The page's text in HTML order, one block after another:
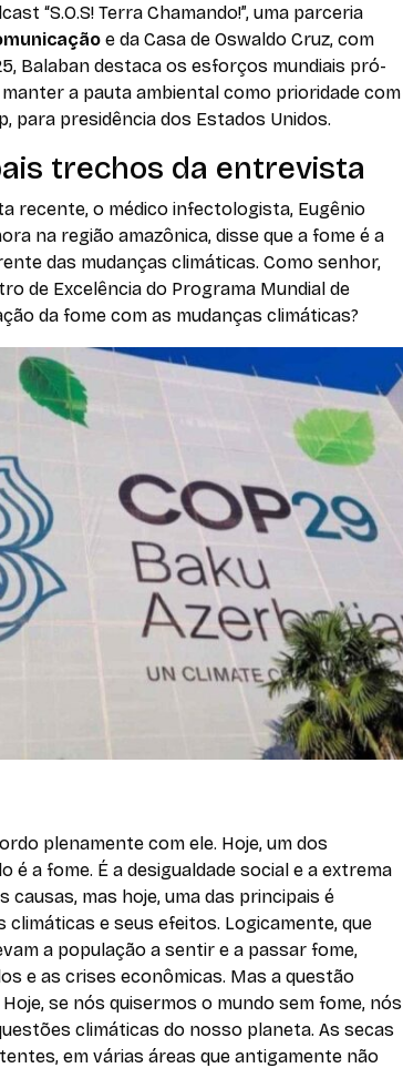
“S.O.S! Terra Chamando!”, uma parceria
e da Casa de Oswaldo Cruz, com
Balaban destaca os esforços mundiais pró-
a pauta ambiental como prioridade com
para presidência dos Estados Unidos.
trechos da entrevista
recente, o médico infectologista, Eugênio
na região amazônica, disse que a fome é a
das mudanças climáticas. Como senhor,
de Excelência do Programa Mundial de
da fome com as mudanças climáticas?
plenamente com ele. Hoje, um dos
é a fome. É a desigualdade social e a extrema
causas, mas hoje, uma das principais é
climáticas e seus efeitos. Logicamente, que
a população a sentir e a passar fome,
e as crises econômicas. Mas a questão
se nós quisermos o mundo sem fome, nós
climáticas do nosso planeta. As secas
em várias áreas que antigamente não